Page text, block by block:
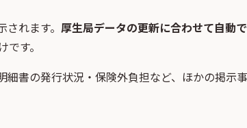
れます。 厚生局データの更新に合わせて自動
す。
書の発行状況・保険外負担など、ほかの掲示